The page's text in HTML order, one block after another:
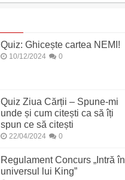
Quiz: Ghicește cartea NEMI!
10/12/2024 0
Quiz Ziua Cărții – Spune-mi
unde și cum citești ca să îți
spun ce să citești
22/04/2024 0
Regulament Concurs „Intră în
universul lui King”